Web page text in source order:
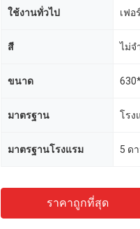
ใช้งานทั่วไป เฟอ
สี ไม่จ
ขนาด
มาตรฐาน
มาตรฐานโรงแรม 5 ด
ราคาถูกที่สุด